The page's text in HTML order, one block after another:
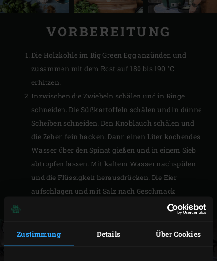
Zustimmung Details Über Cookies
VORBEREITUNG
Die Holzkohle im Big Green Egg anzünden und
zusammen mit dem Rost auf 180 bis 190 °C
erhitzen.
Inzwischen die Zwiebeln schälen und in Ringe
schneiden. Die Süßkartoffeln schälen und in dünne
Scheiben schneiden. Den Knoblauch schälen und
die Zehen fein hacken. Dann einen Liter kochendes
Wasser über den Spinat gießen und in einem Sieb
abtropfen lassen. Mit kaltem Wasser nachspülen
und die Flüssigkeit herausdrücken. Die Eier
aufschlagen und mit Salz nach Geschmack